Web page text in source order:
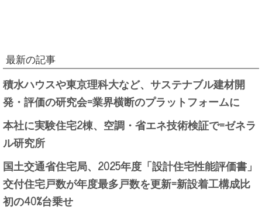
最新の記事
積水ハウスや東京理科大など、サステナブル建材開
発・評価の研究会=業界横断のプラットフォームに
本社に実験住宅2棟、空調・省エネ技術検証で=ゼネラ
ル研究所
国土交通省住宅局、2025年度「設計住宅性能評価書」
交付住宅戸数が年度最多戸数を更新=新設着工構成比
初の40%台乗せ